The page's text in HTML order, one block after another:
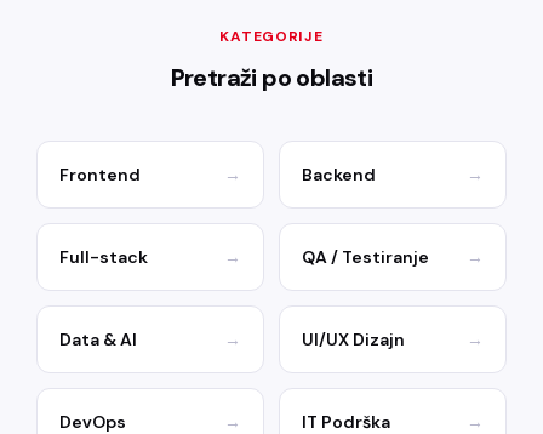
KATEGORIJE
Pretraži po oblasti
Frontend → Backend →
Full-stack → QA / Testiranje →
Data & AI → UI/UX Dizajn →
DevOps → IT Podrška →